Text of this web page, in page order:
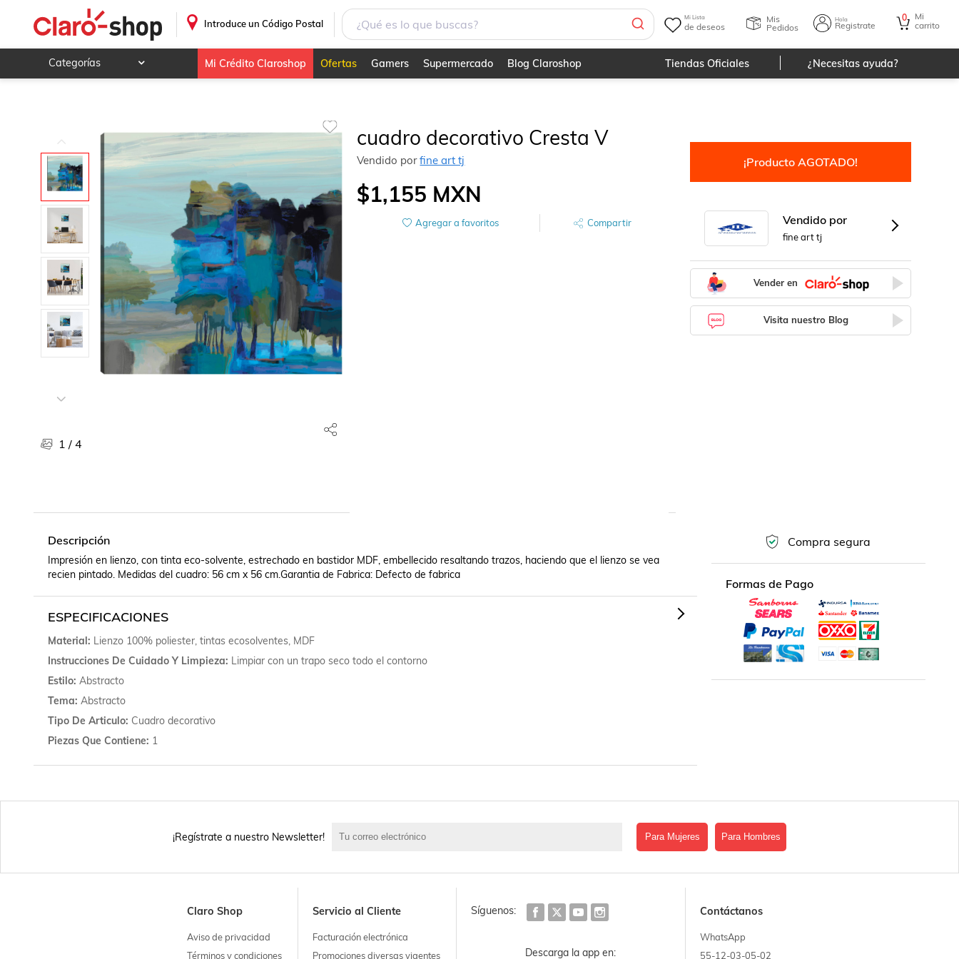
Introduce un Código Postal
Mi Lista
de deseos
Mis
Pedidos
Hola
Registrate
0
Mi
carrito
Categorías
Deportes y ocio
Animales y mascotas
Ferretería y autos
Ropa, calzado y accesorios
Mamá y bebé
Salud, belleza y cuidado personal
Joyería y relojes
Juegos y juguetes
Libros, revistas y comics
Películas, series de tv y música
Mi Crédito Claroshop Ofertas Gamers Supermercado Blog Claroshop Tiendas Oficiales ¿Necesitas ayuda?
1 / 4
cuadro decorativo Cresta V
Vendido porfine art tj
$1,155 MXN
Agregar a favoritos Compartir
¡Producto AGOTADO!
Vendido por
fine art tj
Vender en
Visita nuestro Blog
Descripción
Impresión en lienzo, con tinta eco-solvente, estrechado en bastidor MDF, embellecido resaltando trazos, haciendo que el lienzo se vea
recien pintado. Medidas del cuadro: 56 cm x 56 cm.Garantia de Fabrica: Defecto de fabrica
ESPECIFICACIONES
Material Lienzo 100% poliester, tintas ecosolventes, MDF
Instrucciones De Cuidado Y Limpieza Limpiar con un trapo seco todo el contorno
Estilo Abstracto
Tema Abstracto
Tipo De Articulo Cuadro decorativo
Piezas Que Contiene 1
Compra segura
Formas de Pago
¡Regístrate a nuestro Newsletter! Para Mujeres Para Hombres
Claro Shop
Aviso de privacidad
Términos y condiciones
Servicio al Cliente
Facturación electrónica
Promociones diversas vigentes
Síguenos:
Descarga la app en:
Contáctanos
WhatsApp
55-12-03-05-02
cuadro decorativo Cresta V